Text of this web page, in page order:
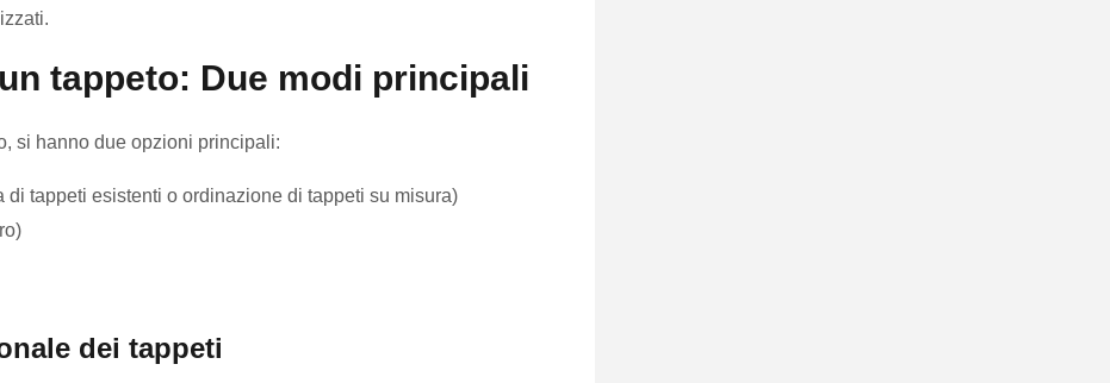
tappeto: Due modi principali
si hanno due opzioni principali:
di tappeti esistenti o ordinazione di tappeti su misura)
dei tappeti